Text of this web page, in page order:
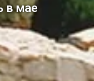
в мае